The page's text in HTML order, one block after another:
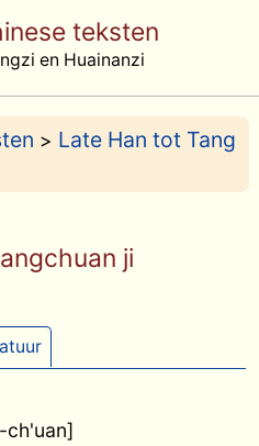
teksten
en Huainanzi
> Late Han tot Tang
ji
ch'uan]